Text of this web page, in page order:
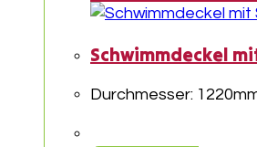
Schwimmdeckel
Durchmesser: